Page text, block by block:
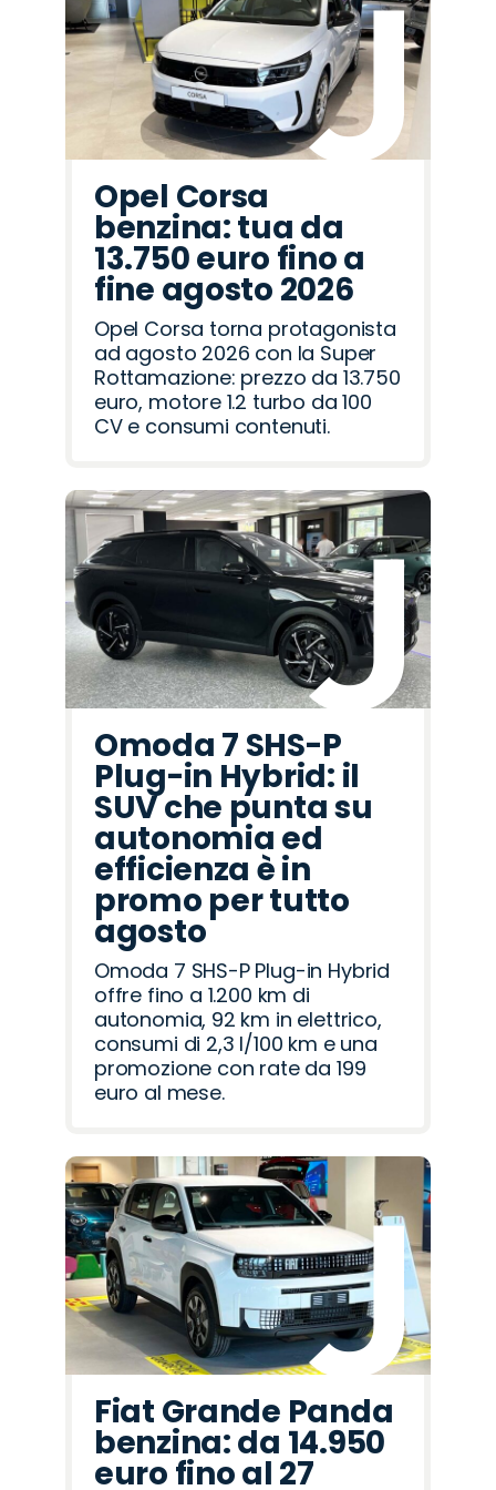
Rover
Romeo
Opel Corsa
benzina: tua da
13.750 euro fino a
fine agosto 2026
Opel Corsa torna protagonista
ad agosto 2026 con la Super
Rottamazione: prezzo da 13.750
euro, motore 1.2 turbo da 100
CV e consumi contenuti.
Omoda 7 SHS-P
Plug-in Hybrid: il
SUV che punta su
autonomia ed
efficienza è in
promo per tutto
agosto
Omoda 7 SHS-P Plug-in Hybrid
offre fino a 1.200 km di
autonomia, 92 km in elettrico,
consumi di 2,3 l/100 km e una
promozione con rate da 199
euro al mese.
Fiat Grande Panda
benzina: da 14.950
euro fino al 27